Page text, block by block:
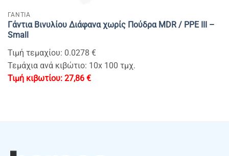
ΓΑΝΤΙΑ
Γάντια Βινυλίου Διάφανα χωρίς Πούδρα MDR / PPE III –
Small
Τιμή τεμαχίου: 0.0278 €
Τεμάχια ανά κιβώτιο: 10x 100 τμχ.
27,86 €